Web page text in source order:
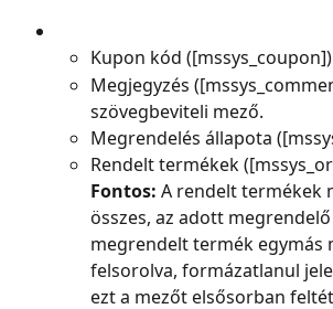
Kupon kód ([mssys_coupon])
Megjegyzés
szövegbeviteli mező.
Megrendelés állapota
Rendelt termékek
Fontos: A rendelt termékek
összes, az adott
megrendelt termék egymás
felsorolva, formázatlanul
ezt a mezőt elsősorban